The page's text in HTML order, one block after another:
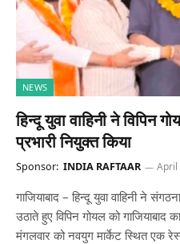
NEWS
हिन्दू युवा वाहिनी ने विपिन
प्रभारी नियुक्त किया
Sponsor: INDIA RAFTAAR April
गाजियाबाद – हिन्दू युवा वाहिनी ने
उठाते हुए विपिन गोयल को गाजियाबाद
मंगलवार को नवयुग मार्केट स्थित एक